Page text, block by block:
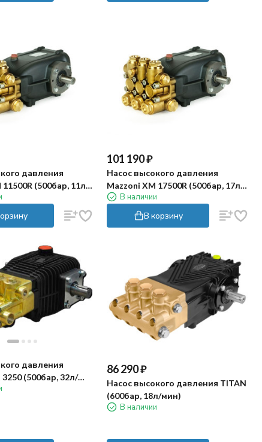
давления
(500бар, 11л/
101 190₽
Насос высокого давления
Mazzoni XM 17500R (500бар, 17л/
мин)В наличии
В корзину
давления
(500бар, 32л/
86 290₽
Насос высокого давления TITAN
(600бар, 18л/мин)
В наличии